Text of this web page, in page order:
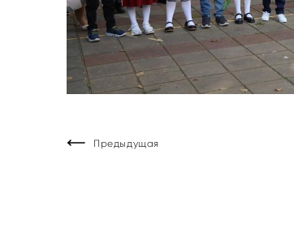
Предыдущая